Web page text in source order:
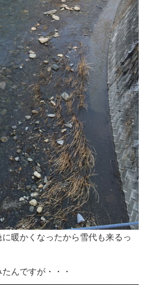
暖かくなったから雪代も来るっ
んですが・・・